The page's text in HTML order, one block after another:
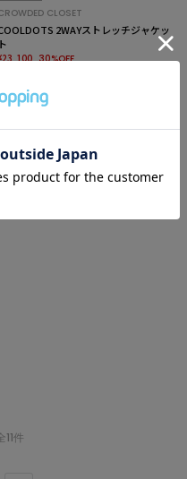
CLOSET
2WAYストレッチジャケッ
ト
30%OFF
11件